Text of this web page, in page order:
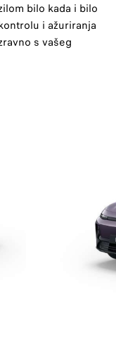
bilo kada i bilo
i ažuriranja
s vašeg